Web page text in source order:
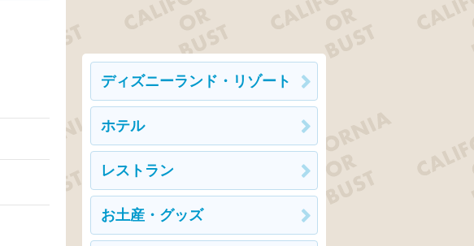
ディズニーランド・リゾート
ホテル
レストラン
お土産・グッズ